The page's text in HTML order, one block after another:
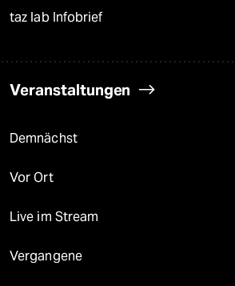
taz lab Infobrief
Veranstaltungen
Demnächst
Vor Ort
Live im Stream
Vergangene